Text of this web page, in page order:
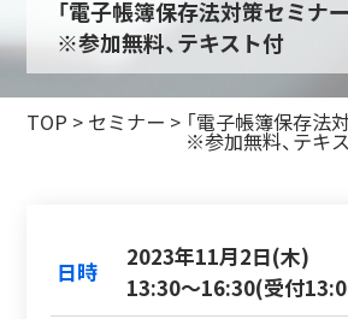
「電子帳簿保存法対策セミナー
※参加無料、テキスト付
TOP > セミナー > 「電子帳簿保存法
※参加無料、テキ
日時
2023年11月2日(木)
13:30～16:30(受付